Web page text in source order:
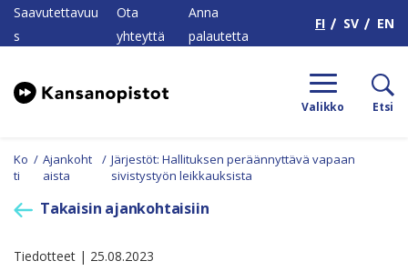
Saavutettavuu
s
Ota
yhteyttä
Anna
palautetta
FI SV EN
Valikko Etsi
Ko
ti
/ Ajankoht
aista
/ Järjestöt: Hallituksen peräännyttävä vapaan
sivistystyön leikkauksista
Takaisin ajankohtaisiin
Tiedotteet | 25.08.2023